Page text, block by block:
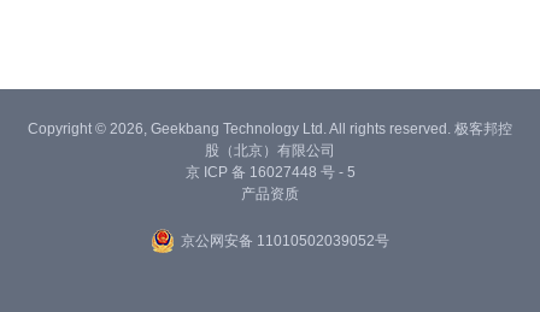
Copyright © 2026, Geekbang Technology Ltd. All rights reserved. 极客邦控
股（北京）有限公司
京 ICP 备 16027448 号 - 5
产品资质
京公网安备 11010502039052号